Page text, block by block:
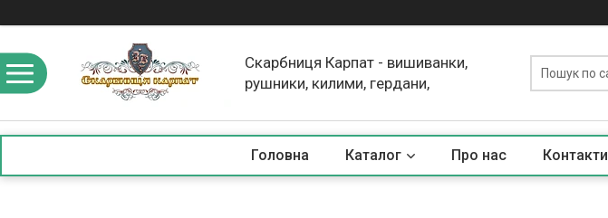
Скарбниця Карпат - вишиванки,
рушники, килими, гердани,
Головна Каталог Про нас Контакти